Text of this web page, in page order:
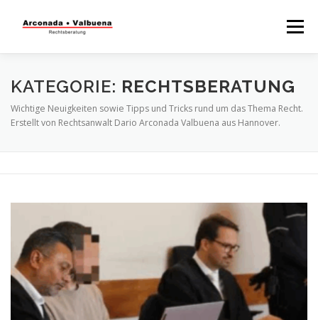
Menü
STARTSEITE RECHTSBERATUNG
KATEGORIE: RECHTSBERATUNG
Wichtige Neuigkeiten sowie Tipps und Tricks rund um das Thema Recht.
Erstellt von Rechtsanwalt Dario Arconada Valbuena aus Hannover.